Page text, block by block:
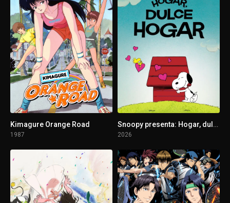
Kimagure Orange Road
1987
Snoopy presenta: Hogar, dulce hogar
2026